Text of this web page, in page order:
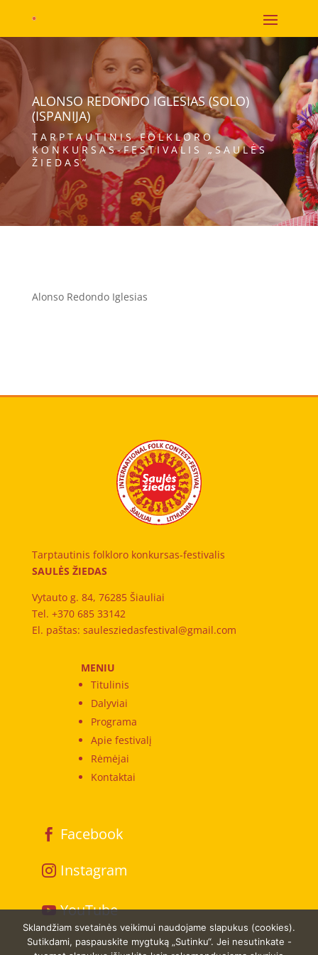
ALONSO REDONDO IGLESIAS (SOLO)
(ISPANIJA)
TARPTAUTINIS FOLKLORO
KONKURSAS-FESTIVALIS „SAULĖS
ŽIEDAS”
Alonso Redondo Iglesias
Tarptautinis folkloro konkursas-festivalis
SAULĖS ŽIEDAS
Vytauto g. 84, 76285 Šiauliai
Tel. +370 685 33142
El. paštas: saulesziedasfestival@gmail.com
MENIU
Titulinis
Dalyviai
Programa
Apie festivalį
Rėmėjai
Kontaktai
Facebook
Instagram
YouTube
Sklandžiam svetainės veikimui naudojame slapukus (cookies).
Sutikdami, paspauskite mygtuką „Sutinku“. Jei nesutinkate -